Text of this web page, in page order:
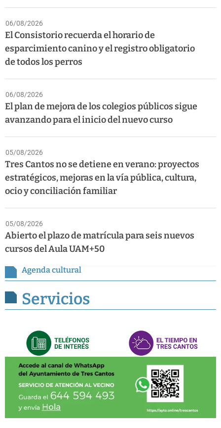
06/08/2026
El Consistorio recuerda el horario de
esparcimiento canino y el registro obligatorio
de todos los perros
06/08/2026
El plan de mejora de los colegios públicos sigue
avanzando para el inicio del nuevo curso
05/08/2026
Tres Cantos no se detiene en verano: proyectos
estratégicos, mejoras en la vía pública, cultura,
ocio y conciliación familiar
05/08/2026
Abierto el plazo de matrícula para seis nuevos
cursos del Aula UAM+50
Agenda cultural
Servicios